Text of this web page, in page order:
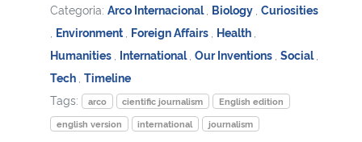
Categoria: Arco Internacional Biology Curiosities
Environment Foreign Affairs Health
Humanities International Our Inventions Social
Tech Timeline
Tags:
arco cientific journalism
English edition
english version
international journalism